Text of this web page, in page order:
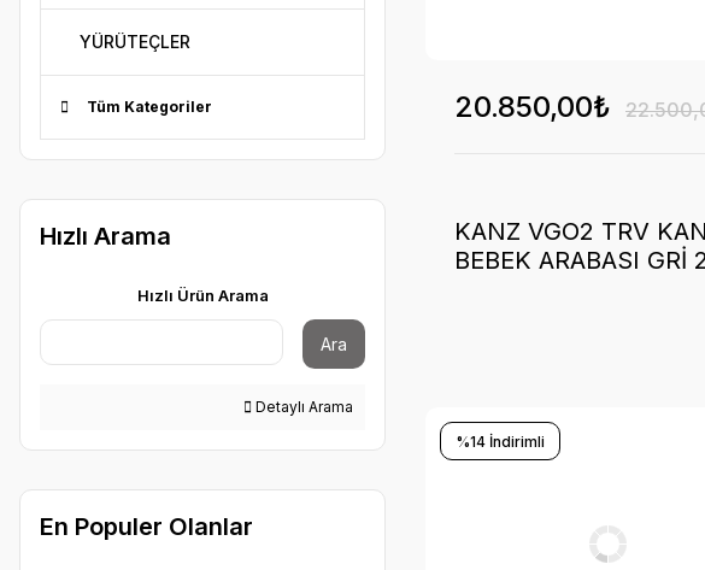
YÜRÜTEÇLER
Tüm Kategoriler
Hızlı Arama
Hızlı Ürün Arama
Ara
Detaylı Arama
En Populer Olanlar
20.850,00₺
KANZ VGO2 TRV
BEBEK ARABASI GRİ
%14 İndirimli